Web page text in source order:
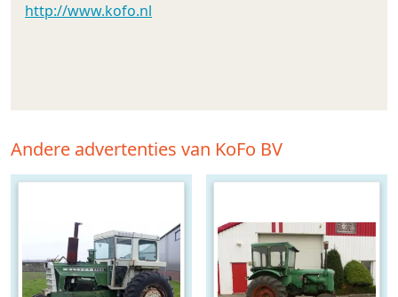
http://www.kofo.nl
Andere advertenties van KoFo BV